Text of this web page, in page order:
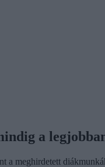
a
meghirdetett